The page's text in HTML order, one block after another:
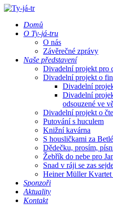
Domů
O Ty-já-tru
O nás
Závěrečné zprávy
Naše představení
Divadelní projekt pro
Divadelní projekt o
Divadelní
Divadelní
odsouzené ve
Divadelní projekt o
Putování s huculem
Knižní kavárna
S housličkami za
Dědečku, prosím,
Žebřík do nebe pro
Snad v ráji se zas
Heiner Müller Kvartet
Sponzoři
Aktuality
Kontakt